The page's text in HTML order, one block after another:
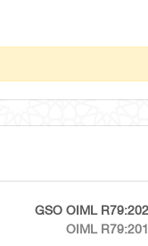
GSO OIML
OIML